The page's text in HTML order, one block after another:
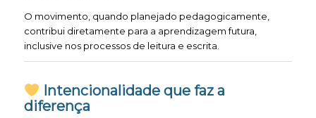
O movimento, quando planejado pedagogicamente,
contribui diretamente para a aprendizagem futura,
inclusive nos processos de leitura e escrita.
Intencionalidade que faz a
diferença